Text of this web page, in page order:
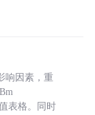
响因素，重
表格。同时